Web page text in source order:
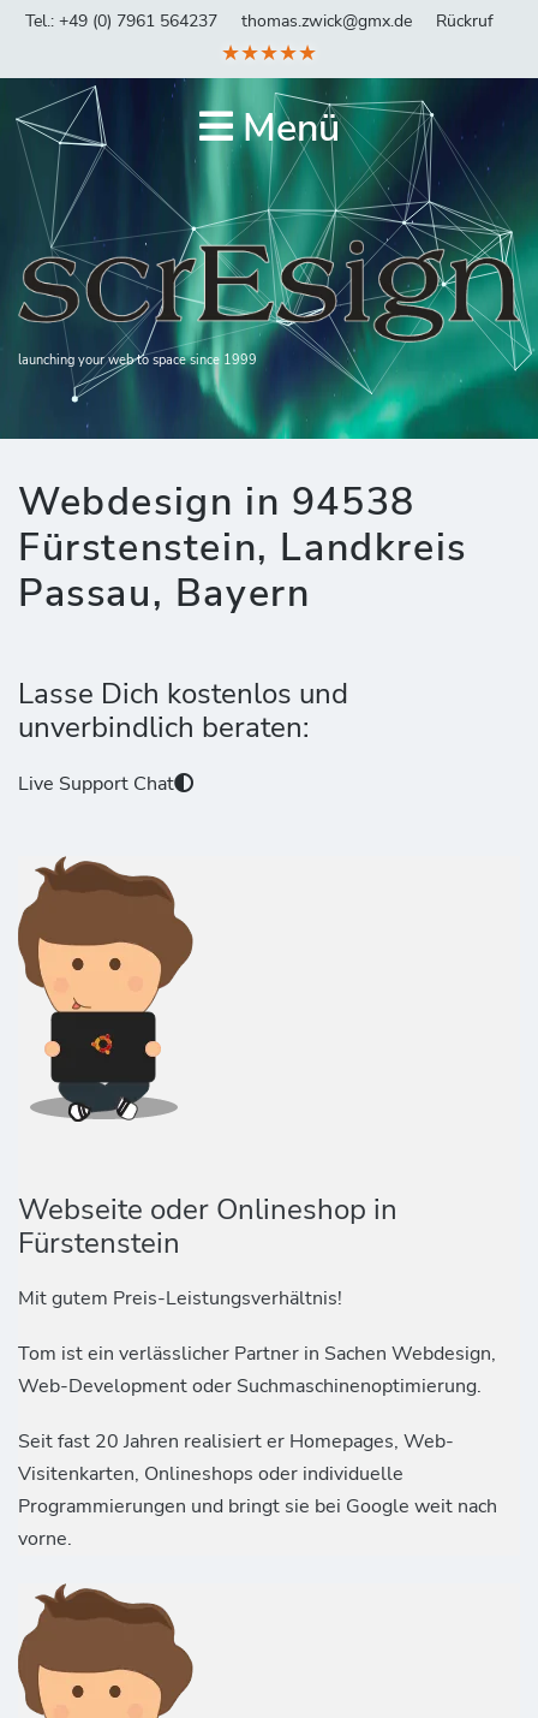
Tel.: +49 (0) 7961 564237 thomas.zwick@gmx.de Rückruf
★★★★★
Menü
launching your web to space since 1999
Webdesign in 94538
Fürstenstein, Landkreis
Passau, Bayern
Lasse Dich kostenlos und
unverbindlich beraten:
Live Support Chat
Webseite oder Onlineshop in
Fürstenstein
Mit gutem Preis-Leistungsverhältnis!
Tom ist ein verlässlicher Partner in Sachen Webdesign,
Web-Development oder Suchmaschinenoptimierung.
Seit fast 20 Jahren realisiert er Homepages, Web-
Visitenkarten, Onlineshops oder individuelle
Programmierungen und bringt sie bei Google weit nach
vorne.